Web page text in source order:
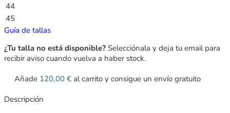
44
45
Guía de tallas
¿Tu talla no está disponible? Selecciónala y deja tu email para
recibir aviso cuando vuelva a haber stock.
Añade 120,00 € al carrito y consigue un envío gratuito
Descripción